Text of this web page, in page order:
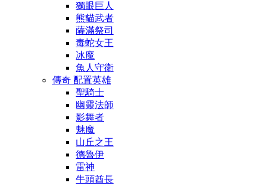
獨眼巨人
熊貓武者
薩滿祭司
毒蛇女王
冰魔
魚人守衛
傳奇 配置英雄
聖騎士
幽靈法師
影舞者
魅魔
山丘之王
德魯伊
雷神
牛頭酋長